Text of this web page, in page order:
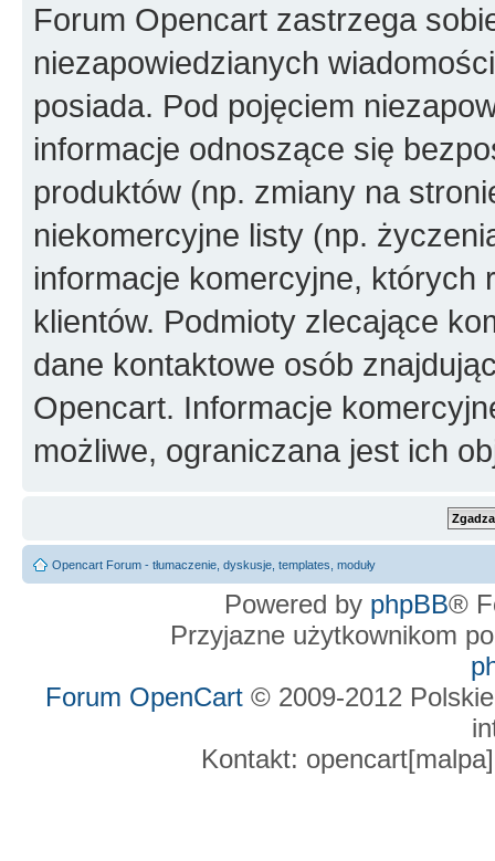
Forum Opencart zastrzega
niezapowiedzianych
posiada. Pod pojęciem
informacje odnoszące się
produktów (np. zmiany na
niekomercyjne listy (np.
informacje komercyjne, których
klientów. Podmioty zlecające
dane kontaktowe osób
Opencart. Informacje
możliwe, ograniczana jest ich
Opencart Forum - tłumaczenie, dyskusje, templates, moduły
Powered by phpBB®
Przyjazne użytkownikom
Forum OpenCart © 2009-2012
Kontakt: